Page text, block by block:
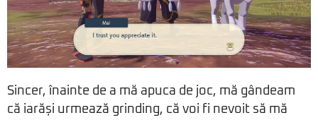
Sincer, înainte de a mă apuca de joc, mă gândeam
că iarăși urmează grinding, că voi fi nevoit să mă